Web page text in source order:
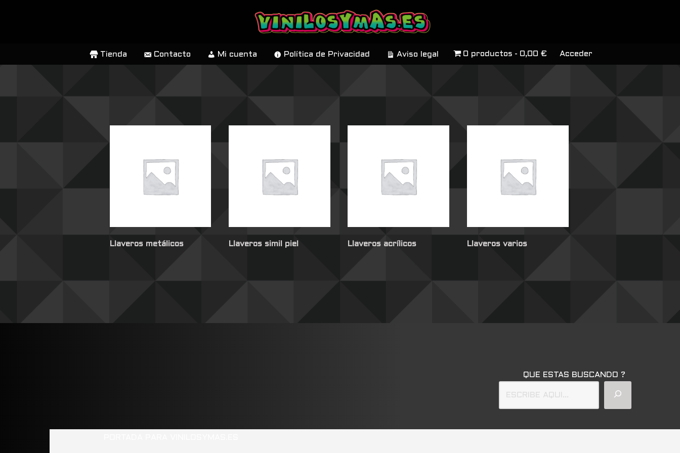
Tienda Contacto Mi cuenta Política de Privacidad Aviso legal 0 productos 0,00 € Acceder
Llaveros metálicos Llaveros simil piel Llaveros acrílicos Llaveros varios
QUE ESTAS BUSCANDO ?